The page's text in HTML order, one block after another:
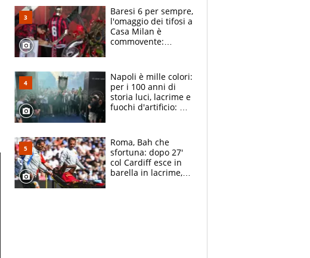
circondati
dall'affetto dei tifosi
Baresi 6 per sempre,
l'omaggio dei tifosi a
Casa Milan è
commovente:
bigliettini
Napoli è mille colori:
per i 100 anni di
storia luci, lacrime e
fuochi d'artificio: De
Roma, Bah che
sfortuna: dopo 27'
col Cardiff esce in
barella in lacrime,